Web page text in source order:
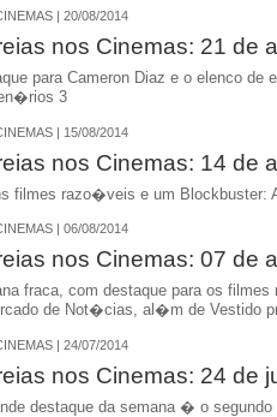
| 20/08/2014
nos Cinemas: 21 de
para Cameron Diaz e o elenco
3
| 15/08/2014
nos Cinemas: 14 de
filmes razo�veis e um Blockbuster:
| 06/08/2014
nos Cinemas: 07 de
fraca, com destaque para os
de Not�cias, al�m de Vestido
| 24/07/2014
nos Cinemas: 24 de
destaque da semana � o